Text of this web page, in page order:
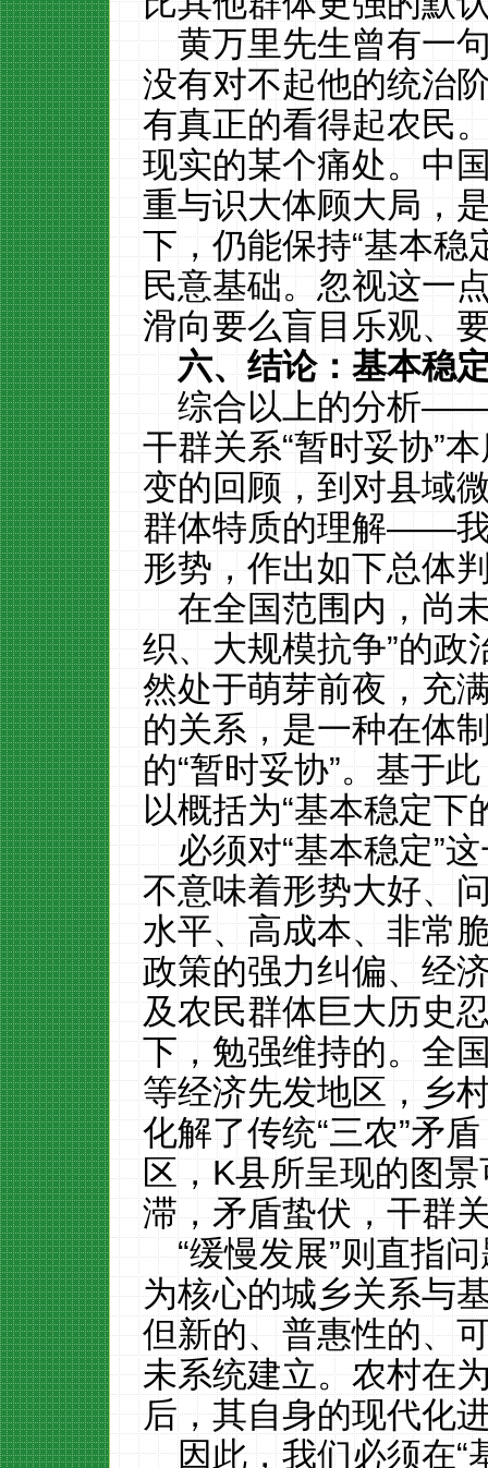
黄万里先生曾有一
没有对不起他的统治
有真正的看得起农民
现实的某个痛处。中
重与识大体顾大局，
下，仍能保持“基本稳
民意基础。忽视这一
滑向要么盲目乐观、
六、结论：基本稳
综合以上的分析——
干群关系“暂时妥协”
变的回顾，到对县域
群体特质的理解——
形势，作出如下总体
在全国范围内，尚
织、大规模抗争”的政
然处于萌芽前夜，充
的关系，是一种在体
的“暂时妥协”。基于
以概括为“基本稳定下
必须对“基本稳定”
不意味着形势大好、
水平、高成本、非常
政策的强力纠偏、经
及农民群体巨大历史
下，勉强维持的。全
等经济先发地区，乡
化解了传统“三农”矛
区，K县所呈现的图
滞，矛盾蛰伏，干群
“缓慢发展”则直指
为核心的城乡关系与
但新的、普惠性的、
未系统建立。农村在
后，其自身的现代化
因此，我们必须在“